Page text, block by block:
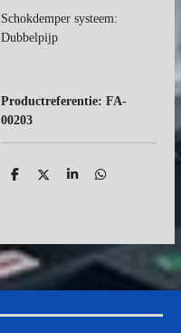
Schokdemper systeem:
Dubbelpijp
Productreferentie: FA-
00203
D
D
S
D